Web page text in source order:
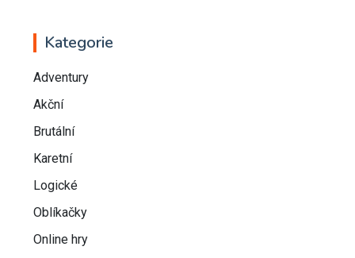
Kategorie
Adventury
Akční
Brutální
Karetní
Logické
Oblíkačky
Online hry